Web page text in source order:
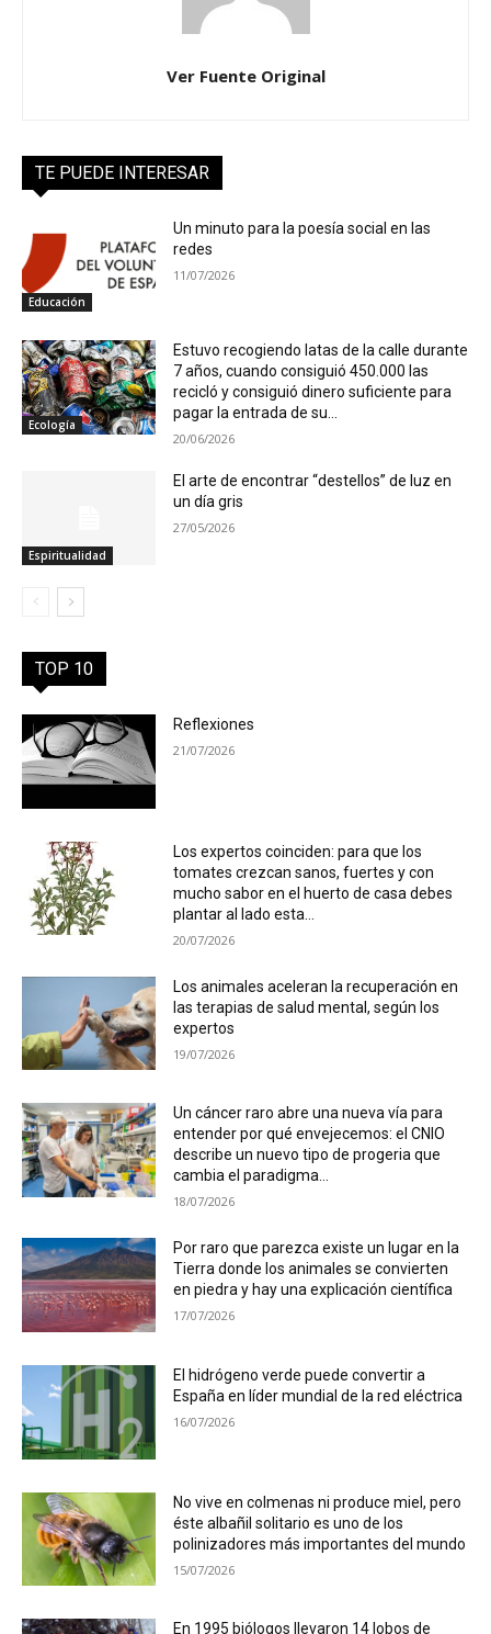
Ver Fuente Original
TE PUEDE INTERESAR
Educación
Un minuto para la poesía social en las
redes
11/07/2026
Ecología
Estuvo recogiendo latas de la calle durante
7 años, cuando consiguió 450.000 las
recicló y consiguió dinero suficiente para
pagar la entrada de su...
20/06/2026
Espiritualidad
El arte de encontrar “destellos” de luz en
un día gris
27/05/2026
TOP 10
Reflexiones
21/07/2026
Los expertos coinciden: para que los
tomates crezcan sanos, fuertes y con
mucho sabor en el huerto de casa debes
plantar al lado esta...
20/07/2026
Los animales aceleran la recuperación en
las terapias de salud mental, según los
expertos
19/07/2026
Un cáncer raro abre una nueva vía para
entender por qué envejecemos: el CNIO
describe un nuevo tipo de progeria que
cambia el paradigma...
18/07/2026
Por raro que parezca existe un lugar en la
Tierra donde los animales se convierten
en piedra y hay una explicación científica
17/07/2026
El hidrógeno verde puede convertir a
España en líder mundial de la red eléctrica
16/07/2026
No vive en colmenas ni produce miel, pero
éste albañil solitario es uno de los
polinizadores más importantes del mundo
15/07/2026
En 1995 biólogos llevaron 14 lobos de